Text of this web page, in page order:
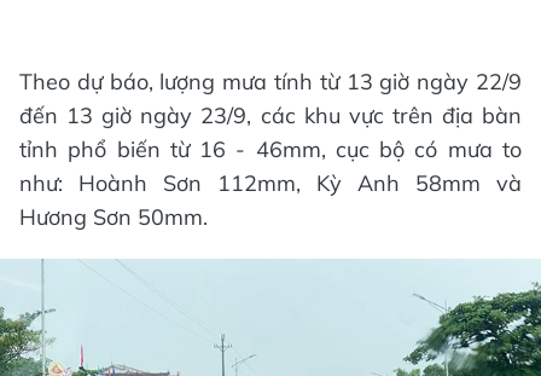
Theo dự báo, lượng mưa tính từ 13 giờ ngày 22/9
đến 13 giờ ngày 23/9, các khu vực trên địa bàn
tỉnh phổ biến từ 16 - 46mm, cục bộ có mưa to
như: Hoành Sơn 112mm, Kỳ Anh 58mm và
Hương Sơn 50mm.